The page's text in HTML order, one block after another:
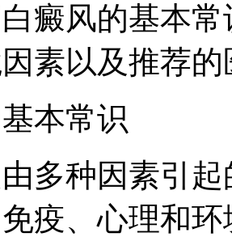
癜风的基本
素以及推荐
本常识
多种因素引
疫、心理和